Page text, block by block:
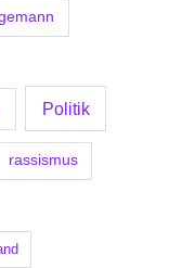
Politik
rassismus